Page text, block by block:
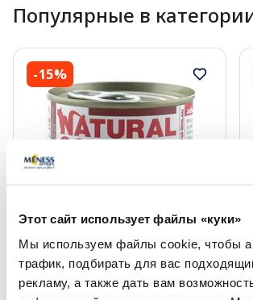
Этот сайт использует файлы «куки»
Мы используем файлы cookie, чтобы
трафик, подбирать для вас
рекламу, а также дать вам
Популярные в
-15%
NATURAL CODE 04 Курица И
Тунец консервы для кошек, 85 г
2.13 € 2.51 €